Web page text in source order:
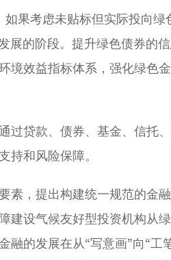
果考虑未贴标但实际投向绿
展的阶段。提升绿色债券的
境效益指标体系，强化绿色
贷款、债券、基金、信托、
持和风险保障。
素，提出构建统一规范的金
建设气候友好型投资机构从
的发展在从“写意画”向“工